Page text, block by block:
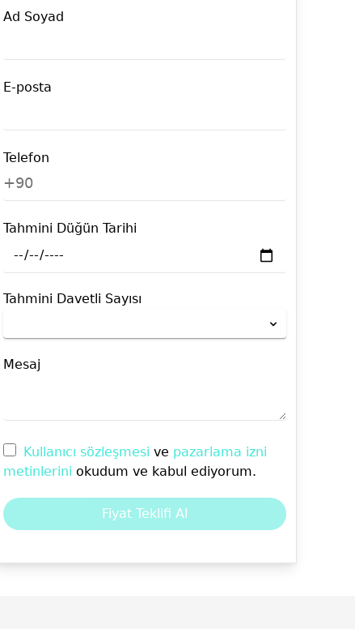
Ad Soyad
E-posta
Telefon
+90
Tahmini Düğün Tarihi
Tahmini Davetli Sayısı
Mesaj
Kullanıcı sözleşmesi ve pazarlama izni
metinlerini okudum ve kabul ediyorum.
Fiyat Teklifi Al